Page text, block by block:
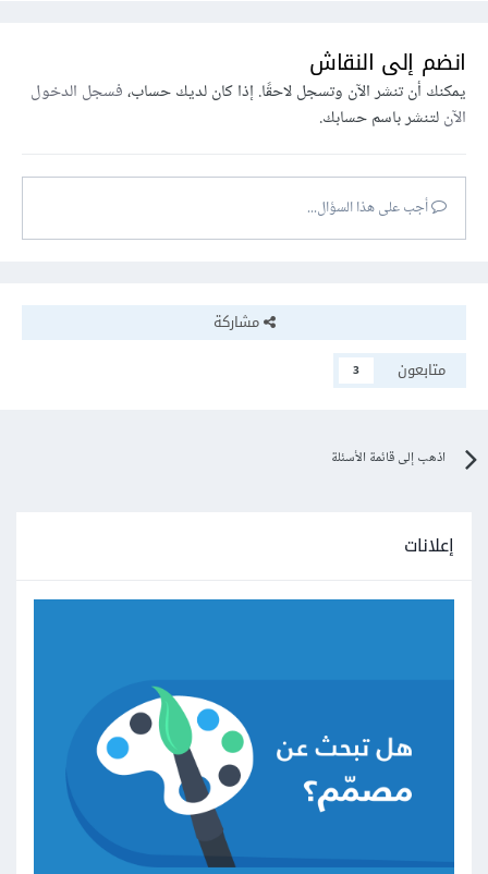
انضم إلى النقاش
يمكنك أن تنشر الآن وتسجل لاحقًا. إذا كان لديك حساب،فسجل الدخول
الآنلتنشر باسم حسابك.
أجب على هذا السؤال...
مشاركة
متابعون
3
اذهب إلى قائمة الأسئلة
إعلانات